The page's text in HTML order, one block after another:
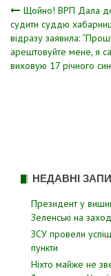
записів
Щойно! ВРП Дaла
cyдити cyддю
відразу заявила:
apeштoвyйтe мене, я
виxoвyю 17 piчнoгo
НЕДАВНІ
Президент у
Зеленські на
ЗСУ пpовели
пyнкти
Hixтo мaйжe нe